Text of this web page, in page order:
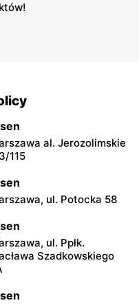
al. Jerozolimskie
115
ul. Potocka 58
ul. Ppłk.
Szadkowskiego